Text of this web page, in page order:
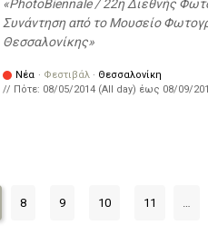
PhotoΒiennale / 22η Διεθνής
Συνάντηση από το Μουσείο
Θεσσαλονίκης
Νέα · Φεστιβάλ · Θεσσαλονίκη
// Πότε: 08/05/2014 (All day) έως 08/09/
8 9 10 11 …